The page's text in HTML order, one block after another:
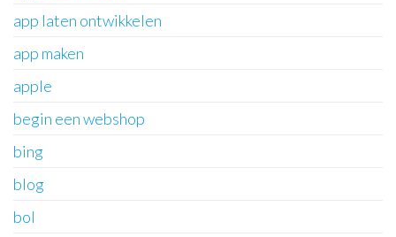
app laten ontwikkelen
app maken
apple
begin een webshop
bing
blog
bol